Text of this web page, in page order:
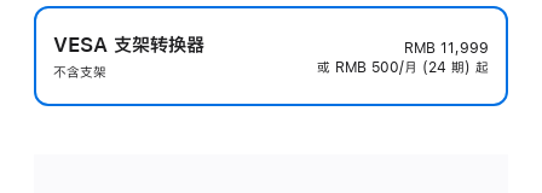
VESA 支架转换器
不含支架
RMB 11,999
或 RMB 500/月 (24 期) 起